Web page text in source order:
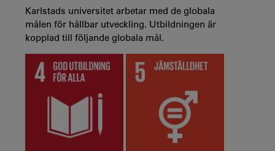
Karlstads universitet arbetar med de globala
målen för hållbar utveckling. Utbildningen är
kopplad till följande globala mål.